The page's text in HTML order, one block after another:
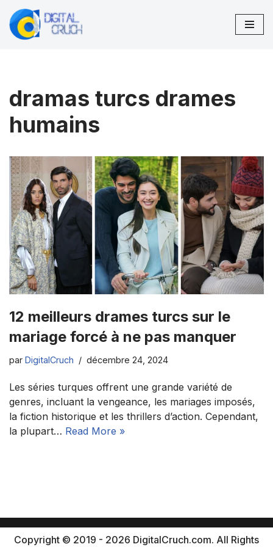
Aller
dramas turcs drames
humains
12 meilleurs drames turcs sur le
mariage forcé à ne pas manquer
par DigitalCruch décembre 24, 2024
Les séries turques offrent une grande variété de
genres, incluant la vengeance, les mariages imposés,
la fiction historique et les thrillers d’action. Cependant,
la plupart… Read More »
Copyright © 2019 - 2026 DigitalCruch.com. All Rights